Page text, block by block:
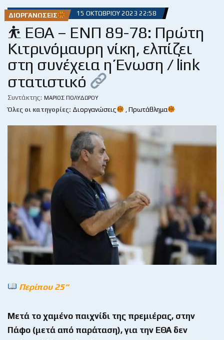
ΔΙΟΡΓΑΝΏΣΕΙΣ 15 ΟΚΤΩΒΡΊΟΥ 2023 22:58
⛹ ΕΘΑ – ΕΝΠ 89-78: Πρώτη
Κιτρινόμαυρη νίκη, ελπίζει
στη συνέχεια η Ένωση / link
στατιστικό
Συντάκτης: ΜΆΡΙΟΣ ΠΟΛΥΔΏΡΟΥ
Όλες οι κατηγορίες: Διοργανώσεις Πρωτάθλημα
Περίπου 25“
Μετά το χαμένο παιχνίδι της πρεμιέρας, στην
Πάφο (μετά από παράταση), για την ΕΘΑ δεν